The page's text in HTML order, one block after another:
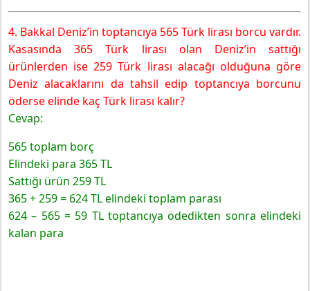
4. Bakkal Deniz’in toptancıya 565 Türk lirası borcu vardır.
Kasasında 365 Türk lirası olan Deniz’in sattığı
ürünlerden ise 259 Türk lirası alacağı olduğuna göre
Deniz alacaklarını da tahsil edip toptancıya borcunu
öderse elinde kaç Türk lirası kalır?
Cevap:
565 toplam borç
Elindeki para 365 TL
Sattığı ürün 259 TL
365 + 259 = 624 TL elindeki toplam parası
624 – 565 = 59 TL toptancıya ödedikten sonra elindeki
kalan para